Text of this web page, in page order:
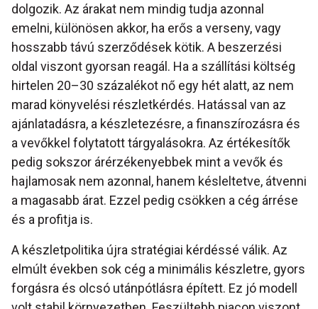
dolgozik. Az árakat nem mindig tudja azonnal
emelni, különösen akkor, ha erős a verseny, vagy
hosszabb távú szerződések kötik. A beszerzési
oldal viszont gyorsan reagál. Ha a szállítási költség
hirtelen 20–30 százalékot nő egy hét alatt, az nem
marad könyvelési részletkérdés. Hatással van az
ajánlatadásra, a készletezésre, a finanszírozásra és
a vevőkkel folytatott tárgyalásokra. Az értékesítők
pedig sokszor árérzékenyebbek mint a vevők és
hajlamosak nem azonnal, hanem késleltetve, átvenni
a magasabb árat. Ezzel pedig csökken a cég árrése
és a profitja is.
A készletpolitika újra stratégiai kérdéssé válik. Az
elmúlt években sok cég a minimális készletre, gyors
forgásra és olcsó utánpótlásra épített. Ez jó modell